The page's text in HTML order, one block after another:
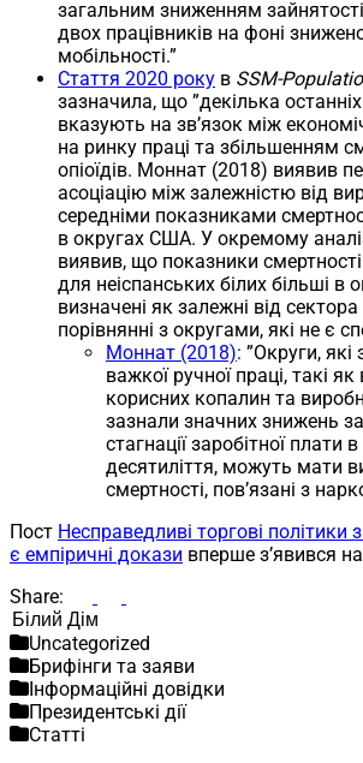
загальним зниженням
двох працівників на фоні
мобільності.”
Стаття 2020 року в SSM-
зазначила, що ”декілька
вказують на зв’язок між
на ринку праці та збільшенням
опіоїдів. Моннат (2018) виявив
асоціацію між залежністю від
середніми показниками
в округах США. У окремому
виявив, що показники
для неіспанських білих більші в
визначені як залежні від
порівнянні з округами, які не є
Моннат (2018): ”Округи,
важкої ручної праці, такі
корисних копалин та
зазнали значних знижень
стагнації заробітної плати в
десятиліття, можуть мати
смертності, пов’язані з
Пост Несправедливі торгові
є емпіричні докази вперше з’явився на
Share:
Пошук
Uncategorized
Брифінги та заяви
Інформаційні довідки
Президентські дії
Статті